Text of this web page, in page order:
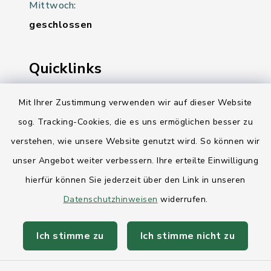
Mit Ihrer Zustimmung verwenden wir auf dieser Website
sog. Tracking-Cookies, die es uns ermöglichen besser zu
verstehen, wie unsere Website genutzt wird. So können wir
unser Angebot weiter verbessern. Ihre erteilte Einwilligung
hierfür können Sie jederzeit über den Link in unseren
Datenschutzhinweisen widerrufen.
Ich stimme zu Ich stimme nicht zu
Mittwoch:
geschlossen
Quicklinks
Ihre Behördennummer 115
Landesregierung Schleswig-Holstein
AktivRegion Mittelholstein